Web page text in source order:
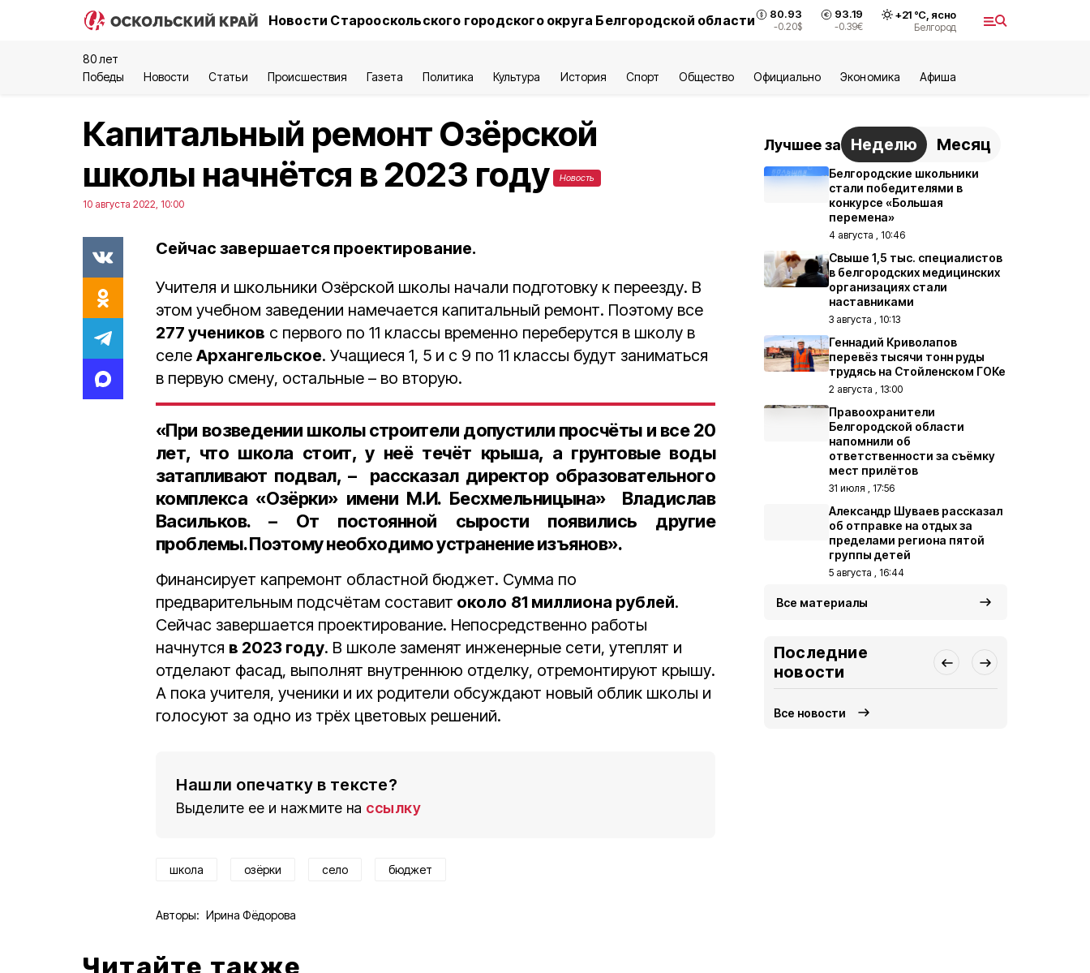
Новости Старооскольского городского округа Белгородской области 80.93
-0.20$
93.19
-0.39€
+21°С, ясно
Белгород
80 лет
Победы
Новости Статьи Происшествия Газета Политика Культура История Спорт Общество Официально Экономика Aфиша
Капитальный ремонт Озёрской
школы начнётся в 2023 году
Новость
10 августа 2022, 10:00
Сейчас завершается проектирование.
Учителя и школьники Озёрской школы начали подготовку к переезду. В
этом учебном заведении намечается капитальный ремонт. Поэтому все
277 учеников с первого по 11 классы временно переберутся в школу в
селе Архангельское. Учащиеся 1, 5 и с 9 по 11 классы будут заниматься
в первую смену, остальные – во вторую.
«При возведении школы строители допустили просчёты и все 20
лет, что школа стоит, у неё течёт крыша, а грунтовые воды
затапливают подвал, – рассказал директор образовательного
комплекса «Озёрки» имени М.И. Бесхмельницына» Владислав
Васильков. – От постоянной сырости появились другие
проблемы. Поэтому необходимо устранение изъянов».
Финансирует капремонт областной бюджет. Сумма по
предварительным подсчётам составит около 81 миллиона рублей.
Сейчас завершается проектирование. Непосредственно работы
начнутся в 2023 году. В школе заменят инженерные сети, утеплят и
отделают фасад, выполнят внутреннюю отделку, отремонтируют крышу.
А пока учителя, ученики и их родители обсуждают новый облик школы и
голосуют за одно из трёх цветовых решений.
Нашли опечатку в тексте?
Выделите ее и нажмите на ссылку
школа озёрки село бюджет
Авторы: Ирина Фёдорова
Читайте также
Лучшее за Неделю Месяц
Белгородские школьники
стали победителями в
конкурсе «Большая
перемена»
4 августа , 10:46
Свыше 1,5 тыс. специалистов
в белгородских медицинских
организациях стали
наставниками
3 августа , 10:13
Геннадий Криволапов
перевёз тысячи тонн руды
трудясь на Стойленском ГОКе
2 августа , 13:00
Правоохранители
Белгородской области
напомнили об
ответственности за съёмку
мест прилётов
31 июля , 17:56
Александр Шуваев рассказал
об отправке на отдых за
пределами региона пятой
группы детей
5 августа , 16:44
Все материалы
Последние
новости
Все новости